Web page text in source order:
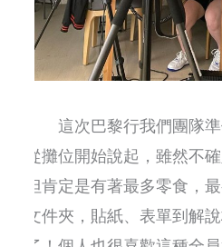
這次巴黎行我們團隊準
從攤位開始說起，雖然不
但肯定是有著最多零食，
文件夾，貼紙、表單到解